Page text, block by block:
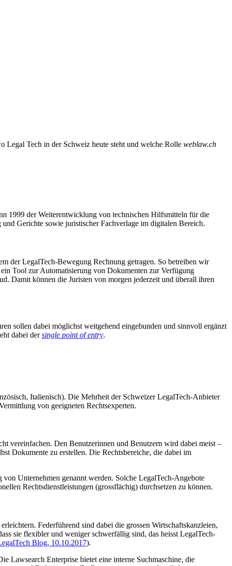
Legal Tech in der Schweiz heute steht und welche Rolle weblaw.ch
1999 der Weiterentwicklung von technischen Hilfsmitteln für die
Gerichte sowie juristischer Fachverlage im digitalen Bereich.
der LegalTech-Bewegung Rechnung getragen. So betreiben wir
Tool zur Automatisierung von Dokumenten zur Verfügung
Damit können die Juristen von morgen jederzeit und überall ihren
sollen dabei möglichst weitgehend eingebunden und sinnvoll ergänzt
dabei dersingle point of entry.
Italienisch). Die Mehrheit der Schweizer LegalTech-Anbieter
von geeigneten Rechtsexperten.
vereinfachen. Den Benutzerinnen und Benutzern wird dabei meist –
Dokumente zu erstellen. Die Rechtsbereiche, die dabei im
Unternehmen genannt werden. Solche LegalTech-Angebote
Rechtsdienstleistungen (grossflächig) durchsetzen zu können.
Federführend sind dabei die grossen Wirtschaftskanzleien,
sie flexibler und weniger schwerfällig sind, das heisst LegalTech-
Blog, 10.10.2017).
Lawsearch Enterprise bietet eine interne Suchmaschine, die